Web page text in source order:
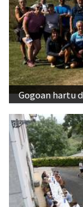
Gogoan hartu